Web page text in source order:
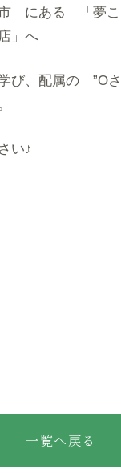
にある 「夢
」へ
び、配属の ”O
い♪
一覧へ戻る